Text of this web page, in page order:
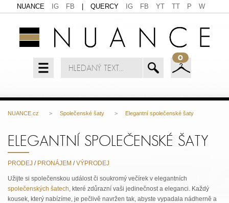
NUANCE IG FB QUERCY IG FB YT TT P W
0
NUANCE.cz > Společenské šaty > Elegantní společenské šaty
ELEGANTNÍ SPOLEČENSKÉ ŠATY
PRODEJ / PRONÁJEM /VÝPRODEJ
Užijte si společenskou událost či soukromý večírek v elegantních
společenských šatech, které zdůrazní vaši jedinečnost a eleganci. Každý
kousek, který nabízíme, je pečlivě navržen tak, abyste vypadala nádherně a